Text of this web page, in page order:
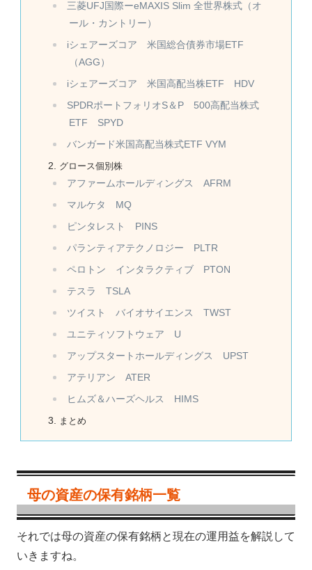
三菱UFJ国際ーeMAXIS Slim 全世界株式（オ
ール・カントリー）
iシェアーズコア 米国総合債券市場ETF
（AGG）
iシェアーズコア 米国高配当株ETF HDV
SPDRポートフォリオS＆P 500高配当株式
ETF SPYD
バンガード米国高配当株式ETF VYM
グロース個別株
アファームホールディングス AFRM
マルケタ MQ
ピンタレスト PINS
パランティアテクノロジー PLTR
ペロトン インタラクティブ PTON
テスラ TSLA
ツイスト バイオサイエンス TWST
ユニティソフトウェア U
アップスタートホールディングス UPST
アテリアン ATER
ヒムズ＆ハーズヘルス HIMS
まとめ
母の資産の保有銘柄一覧
それでは母の資産の保有銘柄と現在の運用益を解説して
いきますね。